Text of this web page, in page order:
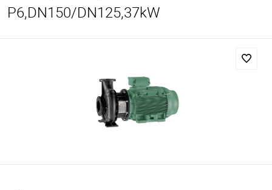
P6,DN150/DN125,37kW